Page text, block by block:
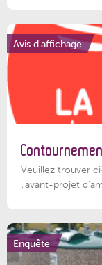
Avis d'affichage
Veuillez trouver
l'avant-projet
Enquête